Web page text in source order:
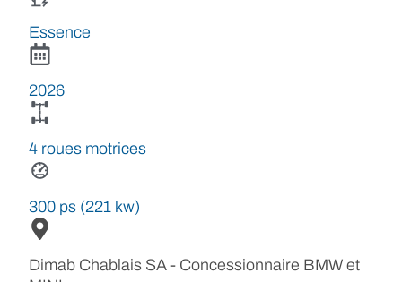
Essence
2026
4 roues motrices
300 ps (221 kw)
Dimab Chablais SA - Concessionnaire BMW et